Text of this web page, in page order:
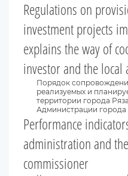
Regulations on
investment projects
explains the way of
investor and the
Порядок
реализуемых и
территории города
Администрации города
Performance
administration and
commissioner